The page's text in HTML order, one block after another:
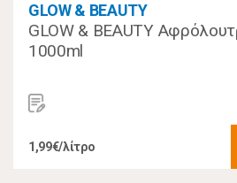
GLOW & BEAUTY
GLOW & BEAUTY
1000ml
1,99€/λίτρο